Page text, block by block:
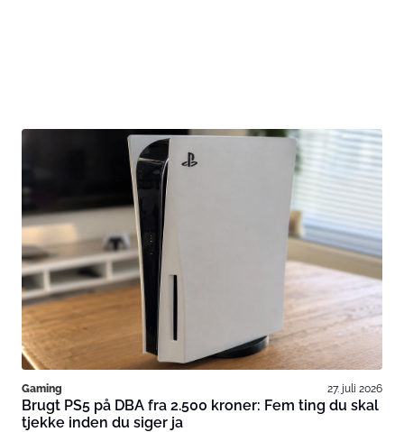
Gaming 27. juli 2026
Brugt PS5 på DBA fra 2.500 kroner: Fem ting du skal
tjekke inden du siger ja